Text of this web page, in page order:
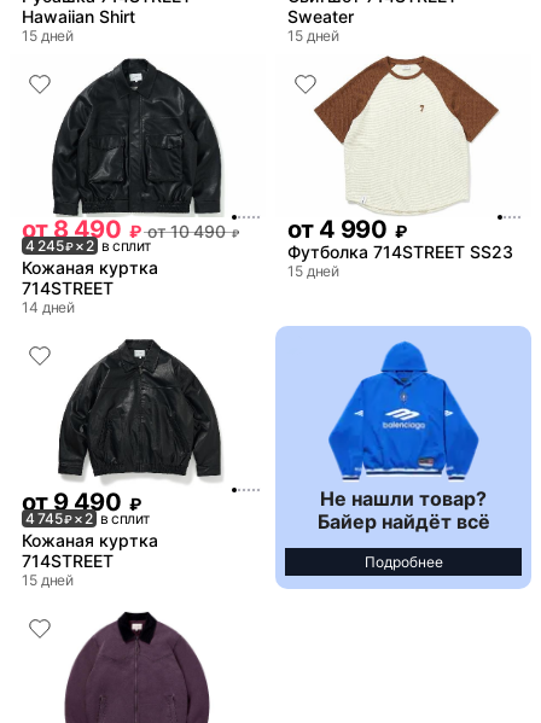
Hawaiian Shirt
15 дней
Sweater
15 дней
от8 490 ₽ от 10 490 ₽
4 245₽× 2 в сплит
Кожаная куртка
714STREET
14 дней
от 4 990 ₽
Футболка 714STREET SS23
15 дней
от9 490 ₽
4 745₽× 2 в сплит
Кожаная куртка
714STREET
15 дней
Не нашли товар?
Байер найдёт всё
Подробнее